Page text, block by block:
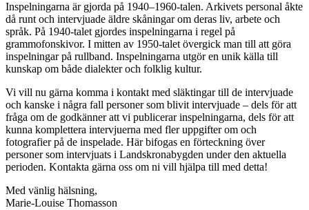
Inspelningarna är gjorda på 1940–1960-talen. Arkivets personal åkte
då runt och intervjuade äldre skåningar om deras liv, arbete och
språk. På 1940-talet gjordes inspelningarna i regel på
grammofonskivor. I mitten av 1950-talet övergick man till att göra
inspelningar på rullband. Inspelningarna utgör en unik källa till
kunskap om både dialekter och folklig kultur.
Vi vill nu gärna komma i kontakt med släktingar till de intervjuade
och kanske i några fall personer som blivit intervjuade – dels för att
fråga om de godkänner att vi publicerar inspelningarna, dels för att
kunna komplettera intervjuerna med fler uppgifter om och
fotografier på de inspelade. Här bifogas en förteckning över
personer som intervjuats i Landskronabygden under den aktuella
perioden. Kontakta gärna oss om ni vill hjälpa till med detta!
Med vänlig hälsning,
Marie-Louise Thomasson